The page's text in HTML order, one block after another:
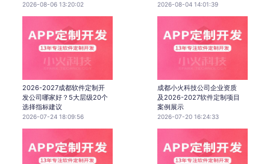
2026-08-06 13:20:02 2026-08-04 14:01:39
2026-2027成都软件定制开
发公司哪家好？5大层级20个
选择指标建议
2026-07-24 18:09:56
成都小火科技公司企业资质
及2026-2027软件定制项目
案例展示
2026-07-20 16:24:33